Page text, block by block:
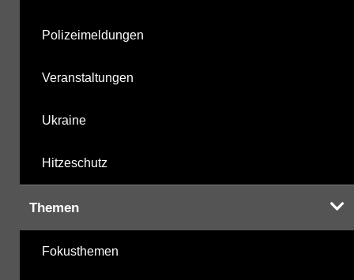
Polizeimeldungen
Veranstaltungen
Ukraine
Hitzeschutz
Themen
Fokusthemen